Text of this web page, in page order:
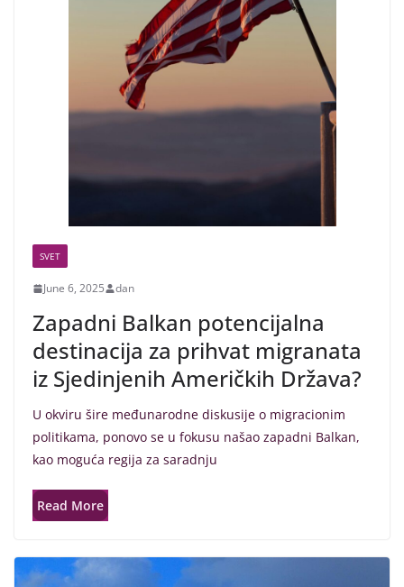
SVET
June 6, 2025 dan
Zapadni Balkan potencijalna
destinacija za prihvat migranata
iz Sjedinjenih Američkih Država?
U okviru šire međunarodne diskusije o migracionim
politikama, ponovo se u fokusu našao zapadni Balkan,
kao moguća regija za saradnju
Read More